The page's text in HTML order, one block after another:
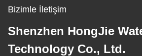
Bizimle İletişim
Shenzhen HongJie
Technology Co., Ltd.